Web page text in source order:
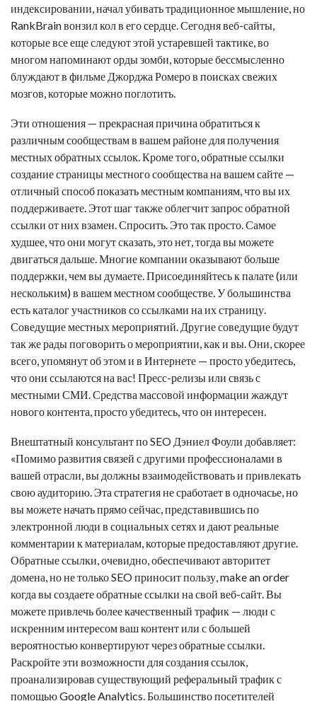
индексировании, начал убивать традиционное мышление, но
RankBrain вонзил кол в его сердце. Сегодня веб-сайты,
которые все еще следуют этой устаревшей тактике, во
многом напоминают орды зомби, которые бессмысленно
блуждают в фильме Джорджа Ромеро в поисках свежих
мозгов, которые можно поглотить.
Эти отношения — прекрасная причина обратиться к
различным сообществам в вашем районе для получения
местных обратных ссылок. Кроме того,обратные ссылки
создание страницы местного сообщества на вашем сайте —
отличный способ показать местным компаниям, что вы их
поддерживаете. Этот шаг также облегчит запрос обратной
ссылки от них взамен. Спросить. Это так просто. Самое
худшее, что они могут сказать, это нет, тогда вы можете
двигаться дальше. Многие компании оказывают больше
поддержки, чем вы думаете. Присоединяйтесь к палате (или
нескольким) в вашем местном сообществе. У большинства
есть каталог участников со ссылками на их страницу.
Соведущие местных мероприятий. Другие соведущие будут
так же рады поговорить о мероприятии, как и вы. Они, скорее
всего, упомянут об этом и в Интернете — просто убедитесь,
что они ссылаются на вас! Пресс-релизы или связь с
местными СМИ. Средства массовой информации жаждут
нового контента, просто убедитесь, что он интересен.
Внештатный консультант по SEO Дэниел Фоули добавляет:
«Помимо развития связей с другими профессионалами в
вашей отрасли, вы должны взаимодействовать и привлекать
свою аудиторию. Эта стратегия не сработает в одночасье, но
вы можете начать прямо сейчас, представившись по
электронной люди в социальных сетях и дают реальные
комментарии к материалам, которые предоставляют другие.
Обратные ссылки, очевидно, обеспечивают авторитет
домена, но не только SEO приносит пользу,make an order
когда вы создаетеобратные ссылки на свой веб-сайт. Вы
можете привлечь более качественный трафик — люди с
искренним интересом ваш контент или с большей
вероятностью конвертируют черезобратные ссылки.
Раскройте эти возможности для создания ссылок,
проанализировав существующий реферальный трафик с
помощью Google Analytics. Большинство посетителей